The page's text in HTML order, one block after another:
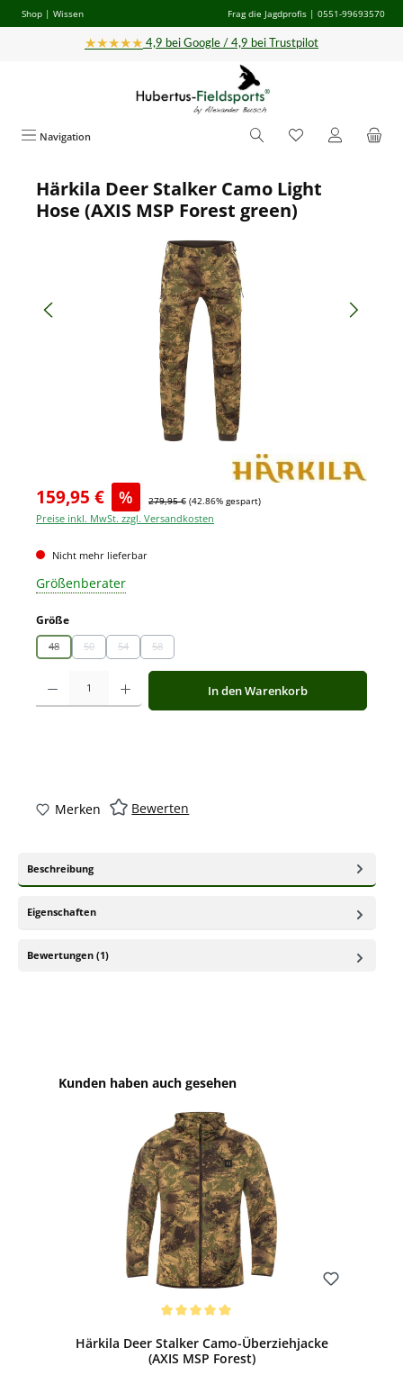
Zum Hauptinhalt springen
Shop | Wissen Frag die Jagdprofis | 0551-99693570
★★★★★ 4,9 bei Google / 4,9 bei Trustpilot
Navigation
Bildergalerie überspringen
Härkila Deer Stalker Camo Light
Hose (AXIS MSP Forest green)
159,95 € % 279,95 € (42.86% gespart)
Preise inkl. MwSt. zzgl. Versandkosten
Nicht mehr lieferbar
Größenberater
Größeauswählen
48
(Diese Option ist zurzeit nicht verfügbar.)
50
(Diese Option ist zurzeit nicht verfügbar.)
54
(Diese Option ist zurzeit nicht verfügbar.)
58
(Diese Option ist zurzeit nicht verfügbar.)
Produkt Anzahl: Gib den gewünschten Wert ein oder benutze die
In den Warenkorb
Merken Bewerten
Beschreibung
Eigenschaften
Bewertungen (1)
Produktgalerie überspringen
Kunden haben auch gesehen
Härkila Deer Stalker Camo-Überziehjacke
(AXIS MSP Forest)